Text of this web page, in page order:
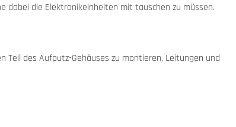
dabei die Elektronikeinheiten mit tauschen zu müssen.
des Aufputz-Gehäuses zu montieren, Leitungen und